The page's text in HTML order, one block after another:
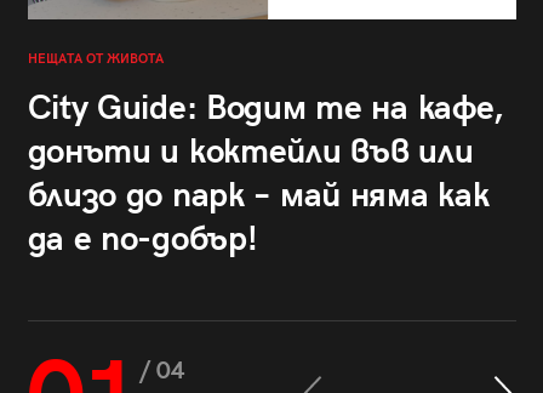
НЕЩАТА ОТ ЖИВОТА
City Guide: Водим те на кафе,
донъти и коктейли във или
близо до парк – май няма как
да е по-добър!
/ 04